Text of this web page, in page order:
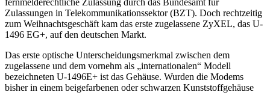
Zulassungen in Telekommunikationssektor (BZT). Doch rechtzeitig
zum Weihnachtsgeschäft kam das erste zugelassene ZyXEL, das U-
1496 EG+, auf den deutschen Markt.
Das erste optische Unterscheidungsmerkmal zwischen dem
zugelassene und dem vornehm als „internationalen“ Modell
bezeichneten U-1496E+ ist das Gehäuse. Wurden die Modems
bisher in einem beigefarbenen oder schwarzen Kunststoffgehäuse